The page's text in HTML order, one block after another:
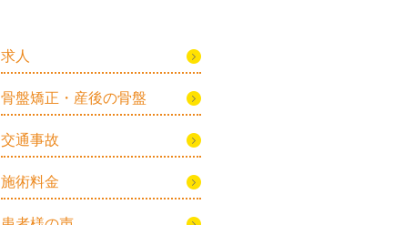
求人
骨盤矯正・産後の骨盤
交通事故
施術料金